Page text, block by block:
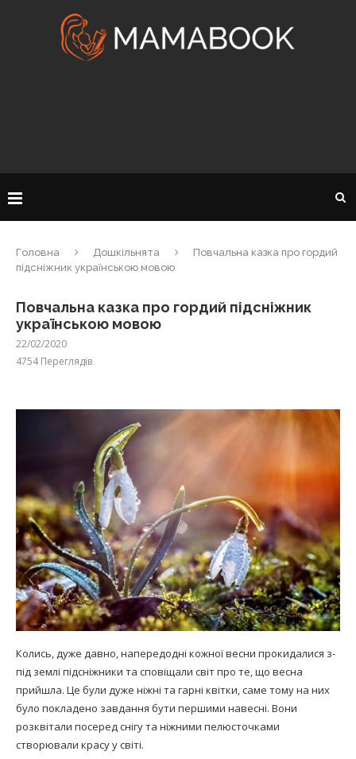
Головна Дошкільнята
Повчальна казка про гордий
підсніжник українською мовою
Повчальна казка про гордий підсніжник
українською мовою
22/02/2020
4754Переглядів
Колись, дуже давно, напередодні кожної весни прокидалися з-
під землі підсніжники та сповіщали світ про те, що весна
прийшла. Це були дуже ніжні та гарні квітки, саме тому на них
було покладено завдання бути першими навесні. Вони
розквітали посеред снігу та ніжними пелюсточками
створювали красу у світі.